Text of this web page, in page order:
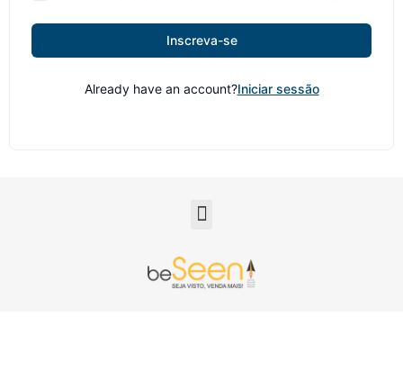
Inscreva-se
Already have an account?Iniciar sessão